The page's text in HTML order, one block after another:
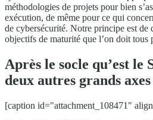
méthodologies de projets pour bien
exécution, de même pour ce qui
de cybersécurité. Notre principe est de
objectifs de maturité que l’on doit tous
Après le socle qu’est le
deux autres grands axes
[caption id="attachment_108471"